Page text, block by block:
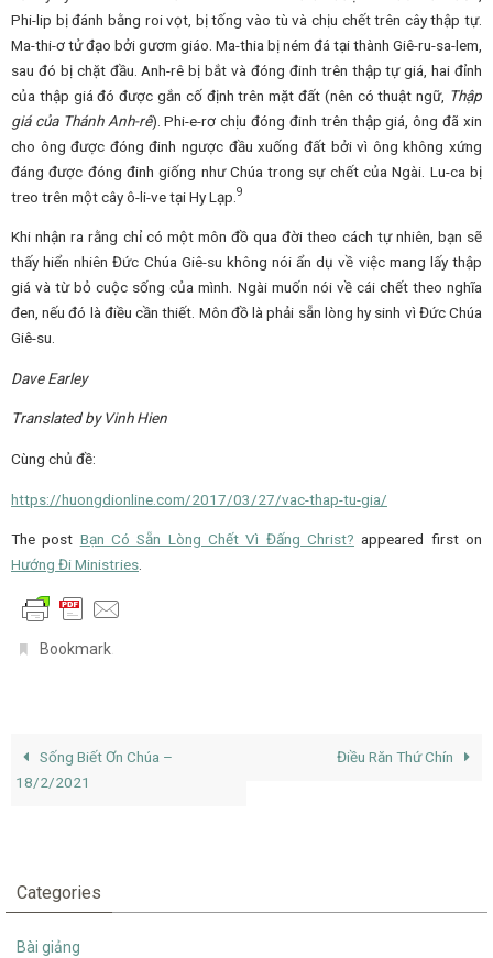
Phi-lip bị đánh bằng roi vọt, bị tống vào tù và chịu chết trên cây thập tự.
Ma-thi-ơ tử đạo bởi gươm giáo. Ma-thia bị ném đá tại thành Giê-ru-sa-lem,
sau đó bị chặt đầu. Anh-rê bị bắt và đóng đinh trên thập tự giá, hai đỉnh
của thập giá đó được gắn cố định trên mặt đất (nên có thuật ngữ, Thập
giá của Thánh Anh-rê). Phi-e-rơ chịu đóng đinh trên thập giá, ông đã xin
cho ông được đóng đinh ngược đầu xuống đất bởi vì ông không xứng
đáng được đóng đinh giống như Chúa trong sự chết của Ngài. Lu-ca bị
treo trên một cây ô-li-ve tại Hy Lạp. 9
Khi nhận ra rằng chỉ có một môn đồ qua đời theo cách tự nhiên, bạn sẽ
thấy hiển nhiên Đức Chúa Giê-su không nói ẩn dụ về việc mang lấy thập
giá và từ bỏ cuộc sống của mình. Ngài muốn nói về cái chết theo nghĩa
đen, nếu đó là điều cần thiết. Môn đồ là phải sẵn lòng hy sinh vì Đức Chúa
Giê-su.
Dave Earley
Translated by Vinh Hien
Cùng chủ đề:
https://huongdionline.com/2017/03/27/vac-thap-tu-gia/
The post Bạn Có Sẵn Lòng Chết Vì Đấng Christ? appeared first on
Hướng Đi Ministries
Bookmark
Sống Biết Ơn Chúa –
18/2/2021
Điều Răn Thứ Chín
Categories
Bài giảng